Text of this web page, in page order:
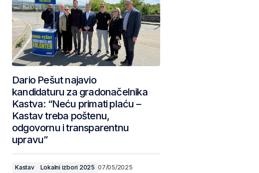
Dario Pešut najavio
kandidaturu za gradonačelnika
Kastva: “Neću primati plaću –
Kastav treba poštenu,
odgovornu i transparentnu
upravu”
Kastav Lokalni izbori 2025 07/05/2025